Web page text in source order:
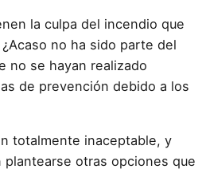
la culpa del incendio que
no ha sido parte del
no se hayan realizado
de prevención debido a los
totalmente inaceptable, y
plantearse otras opciones que